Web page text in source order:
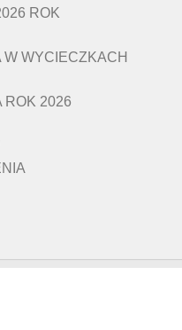
ROK
WYCIECZKACH
ROK 2026